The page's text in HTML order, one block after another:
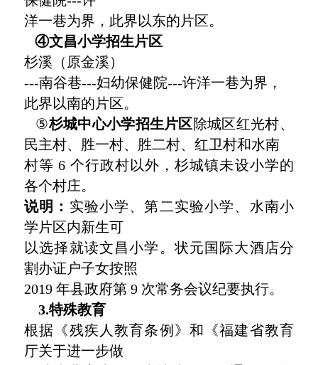
洋一巷为界，此界以东的片区。
④文昌小学招生片区
杉溪（原金溪）
---南谷巷---妇幼保健院---许洋一巷为界，
此界以南的片区。
⑤杉城中心小学招生片区除城区红光村、
民主村、胜一村、胜二村、红卫村和水南
村等 6 个行政村以外，杉城镇未设小学的
各个村庄。
说明： 实验小学、第二实验小学、水南小
学片区内新生可
以选择就读文昌小学。状元国际大酒店分
割办证户子女按照
2019 年县政府第 9 次常务会议纪要执行。
3.特殊教育
根据《残疾人教育条例》和《福建省教育
厅关于进一步做